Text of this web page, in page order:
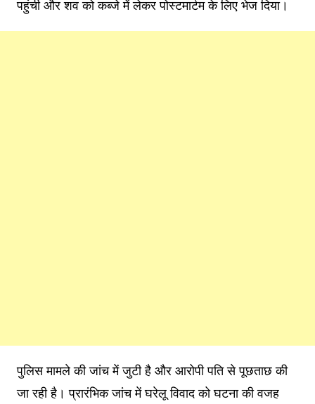
पहुंची और शव को कब्जे में लेकर पोस्टमार्टम के लिए भेज दिया।
पुलिस मामले की जांच में जुटी है और आरोपी पति से पूछताछ की
जा रही है। प्रारंभिक जांच में घरेलू विवाद को घटना की वजह